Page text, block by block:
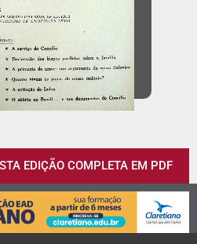
EDIÇÃO COMPLETA EM PDF